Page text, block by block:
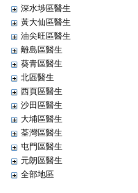
深水埗區醫生
黃大仙區醫生
油尖旺區醫生
離島區醫生
葵青區醫生
北區醫生
西頁區醫生
沙田區醫生
大埔區醫生
荃灣區醫生
屯門區醫生
元朗區醫生
全部地區